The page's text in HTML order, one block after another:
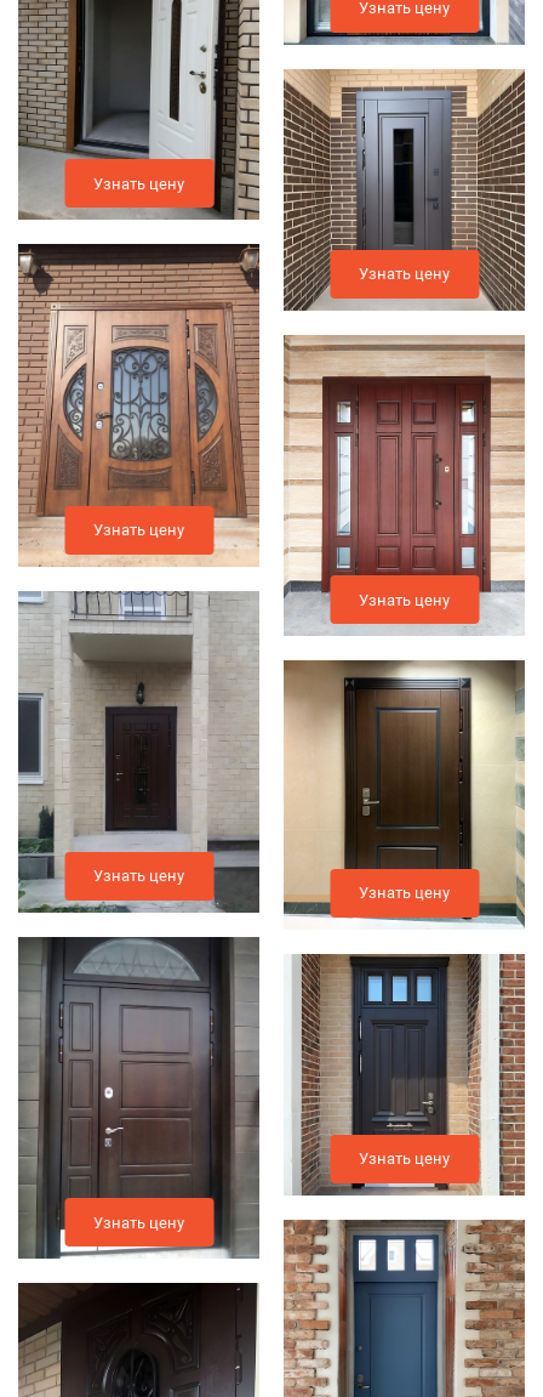
Узнать цену
Узнать цену
Узнать цену
Узнать цену
Узнать цену
Узнать цену
Узнать цену
Узнать цену
Узнать цену